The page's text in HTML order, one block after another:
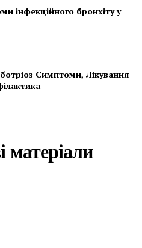
інфекційного бронхіту у
Симптоми, Лікування
матеріали